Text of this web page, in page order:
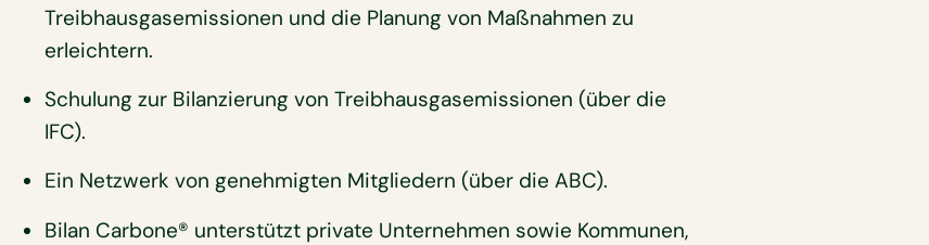
Treibhausgasemissionen und die Planung von Maßnahmen zu
erleichtern.
Schulung zur Bilanzierung von Treibhausgasemissionen (über die
IFC).
Ein Netzwerk von genehmigten Mitgliedern (über die ABC).
Bilan Carbone® unterstützt private Unternehmen sowie Kommunen,